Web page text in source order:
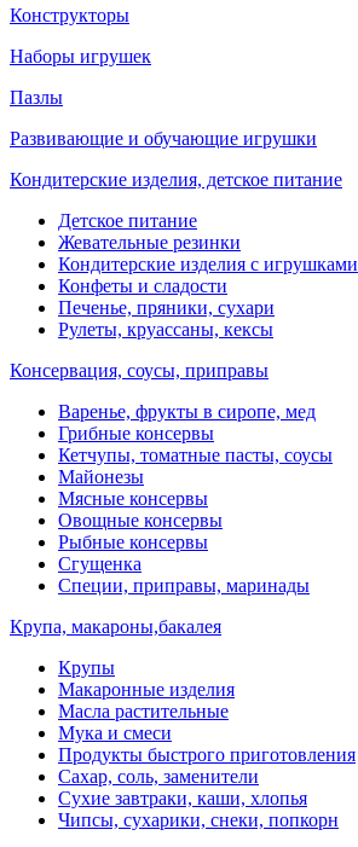
Конструкторы
Наборы игрушек
Пазлы
Развивающие и обучающие игрушки
Кондитерские изделия, детское питание
Детское питание
Жевательные резинки
Кондитерские изделия с игрушками
Конфеты и сладости
Печенье, пряники, сухари
Рулеты, круассаны, кексы
Консервация, соусы, приправы
Варенье, фрукты в сиропе, мед
Грибные консервы
Кетчупы, томатные пасты, соусы
Майонезы
Мясные консервы
Овощные консервы
Рыбные консервы
Сгущенка
Специи, приправы, маринады
Крупа, макароны,бакалея
Крупы
Макаронные изделия
Масла растительные
Мука и смеси
Продукты быстрого приготовления
Сахар, соль, заменители
Сухие завтраки, каши, хлопья
Чипсы, сухарики, снеки, попкорн